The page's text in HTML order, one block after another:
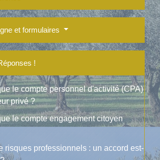
et formulaires
!
le compte personnel d'activité (CPA)
privé ?
le compte engagement citoyen
risques professionnels : un accord est-